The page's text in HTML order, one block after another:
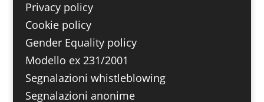
Privacy policy
Cookie policy
Gender Equality policy
Modello ex 231/2001
Segnalazioni whistleblowing
Segnalazioni anonime